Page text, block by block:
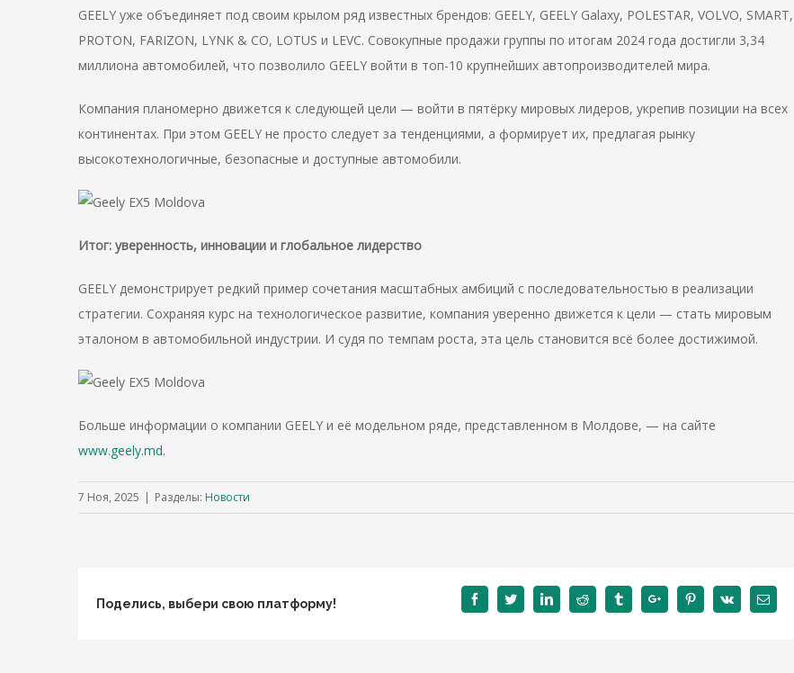
GEELY уже объединяет под своим крылом ряд известных брендов: GEELY, GEELY Galaxy, POLESTAR, VOLVO, SMART,
PROTON, FARIZON, LYNK & CO, LOTUS и LEVC. Совокупные продажи группы по итогам 2024 года достигли 3,34
миллиона автомобилей, что позволило GEELY войти в топ-10 крупнейших автопроизводителей мира.
Компания планомерно движется к следующей цели — войти в пятёрку мировых лидеров, укрепив позиции на всех
континентах. При этом GEELY не просто следует за тенденциями, а формирует их, предлагая рынку
высокотехнологичные, безопасные и доступные автомобили.
Итог: уверенность, инновации и глобальное лидерство
GEELY демонстрирует редкий пример сочетания масштабных амбиций с последовательностью в реализации
стратегии. Сохраняя курс на технологическое развитие, компания уверенно движется к цели — стать мировым
эталоном в автомобильной индустрии. И судя по темпам роста, эта цель становится всё более достижимой.
Больше информации о компании GEELY и её модельном ряде, представленном в Молдове, — на сайте
www.geely.md.
7 Ноя, 2025 | Разделы: Новости
Поделись, выбери свою платформу! FacebookTwitterLinkedinReddit TumblrGoogle+ PinterestVk Email